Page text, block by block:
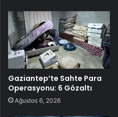
Gaziantep’te Sahte Para
Operasyonu: 6 Gözaltı
Ağustos 6, 2026